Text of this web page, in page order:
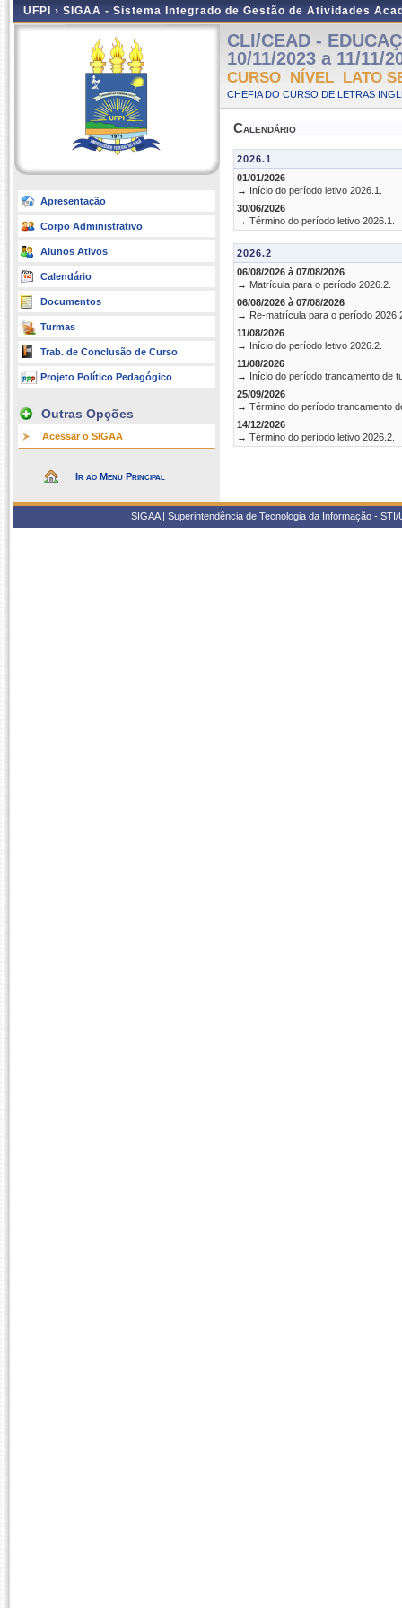
UFPI › SIGAA - Sistema Integrado de Gestão de Atividades
Apresentação
Corpo Administrativo
Alunos Ativos
Calendário
Documentos
Turmas
Trab. de Conclusão de Curso
Projeto Político Pedagógico
Outras Opções
Acessar o SIGAA
Ir ao Menu Principal
CLI/CEAD -
10/11/2023 a 11/11/
CURSO NÍVEL LATO
CHEFIA DO CURSO DE LETRAS
Calendário
2026.1
01/01/2026
→ Início do período letivo 2026.1.
30/06/2026
→ Término do período letivo 2026.1.
2026.2
06/08/2026 à 07/08/2026
→ Matrícula para o período 2026.2.
06/08/2026 à 07/08/2026
→ Re-matrícula para o período
11/08/2026
→ Início do período letivo 2026.2.
11/08/2026
→ Início do período trancamento de
25/09/2026
→ Término do período trancamento
14/12/2026
→ Término do período letivo 2026.2.
SIGAA | Superintendência de Tecnologia da Informação -